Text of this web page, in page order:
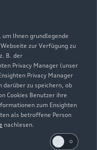
um Ihnen grundlegende
zur Verfügung zu
B. der
Privacy Manager (unser
Privacy Manager
darüber zu speichern, ob
Cookies Benutzer ihre
zum Ensighten
als betroffene Person
nachlesen.
Zurück nach oben